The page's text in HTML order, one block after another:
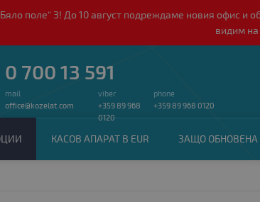
поле“ 3! До 10 август подреждаме новия офис
видим на
0 700 13 591
mail
office@kozelat.com
viber
+359 89 968
0120
phone
+359 89 968 0120
КАСОВ АПАРАТ В EUR ЗАЩО ОБНОВЕНА